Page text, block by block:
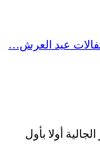
عيد العرش…
أولا بأول